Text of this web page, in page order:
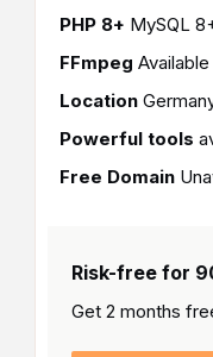
PHP 8+ MySQL
FFmpeg Available
Location
Powerful tools
Free Domain
Risk-free for
Get 2 months